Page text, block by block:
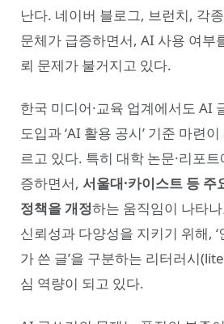
난다. 네이버 블로그, 브런치, 각
문체가 급증하면서, AI 사용 여부
뢰 문제가 불거지고 있다.
한국 미디어·교육 업계에서도 AI
도입과 ‘AI 활용 공시’ 기준 마련
르고 있다. 특히 대학 논문·리포
증하면서, 서울대·카이스트 등
정책을 개정하는 움직임이 나타
신뢰성과 다양성을 지키기 위해, ‘
가 쓴 글’을 구분하는 리터러시
심 역량이 되고 있다.